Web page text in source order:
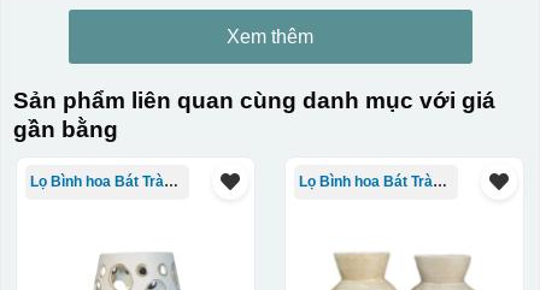
Xem thêm
Sản phẩm liên quan cùng danh mục với giá
gần bằng
Lọ Bình hoa Bát Tràng in logo Lọ Bình hoa Bát Tràng in logo